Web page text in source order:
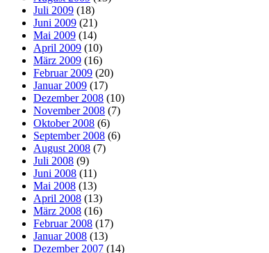
Juli 2009 (18)
Juni 2009 (21)
Mai 2009 (14)
April 2009 (10)
März 2009 (16)
Februar 2009 (20)
Januar 2009 (17)
Dezember 2008 (10)
November 2008 (7)
Oktober 2008 (6)
September 2008 (6)
August 2008 (7)
Juli 2008 (9)
Juni 2008 (11)
Mai 2008 (13)
April 2008 (13)
März 2008 (16)
Februar 2008 (17)
Januar 2008 (13)
Dezember 2007 (14)